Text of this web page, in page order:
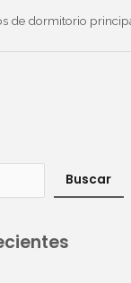
de dormitorio
Buscar